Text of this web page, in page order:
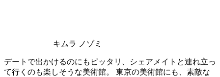
キムラ ノゾミ
デートで出かけるのにもピッタリ、シェアメイトと連れ立っ
て行くのも楽しそうな美術館。 東京の美術館にも、素敵な